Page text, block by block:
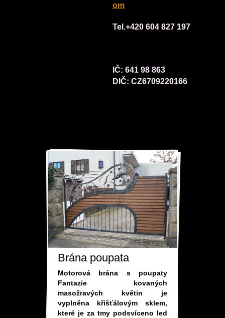
om
Tel.+420 604 827 197
IČ: 641 98 863
DIČ: CZ6709220166
Brána poupata
Motorová brána s poupaty
Fantazie kovaných
masožravých květin je
vyplněna křišťálovým sklem,
které je za tmy podsvíceno led